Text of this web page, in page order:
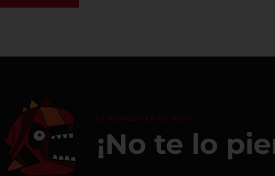
LA NEWSLETTER DE PICÓN
¡No te lo